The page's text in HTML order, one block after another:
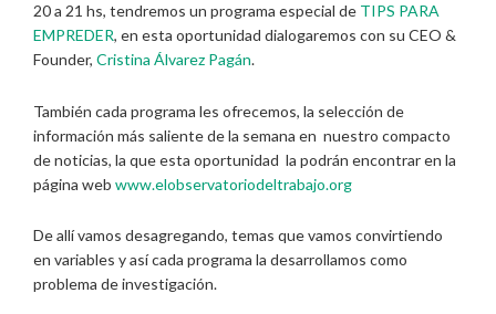
20 a 21 hs, tendremos un programa especial de TIPS PARA
EMPREDER, en esta oportunidad dialogaremos con su CEO &
Founder, Cristina Álvarez Pagán.
También cada programa les ofrecemos, la selección de
información más saliente de la semana en nuestro compacto
de noticias, la que esta oportunidad la podrán encontrar en la
página web www.elobservatoriodeltrabajo.org
De allí vamos desagregando, temas que vamos convirtiendo
en variables y así cada programa la desarrollamos como
problema de investigación.